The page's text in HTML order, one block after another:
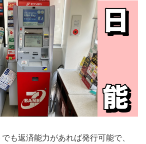
も返済能力があれば発行可能で、